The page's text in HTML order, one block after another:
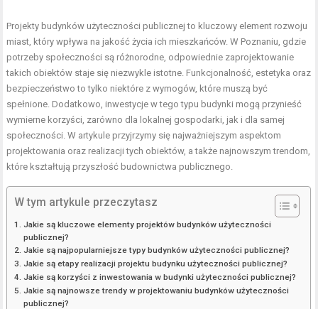
Projekty budynków użyteczności publicznej to kluczowy element rozwoju
miast, który wpływa na jakość życia ich mieszkańców. W Poznaniu, gdzie
potrzeby społeczności są różnorodne, odpowiednie zaprojektowanie
takich obiektów staje się niezwykle istotne. Funkcjonalność, estetyka oraz
bezpieczeństwo to tylko niektóre z wymogów, które muszą być
spełnione. Dodatkowo, inwestycje w tego typu budynki mogą przynieść
wymierne korzyści, zarówno dla lokalnej gospodarki, jak i dla samej
społeczności. W artykule przyjrzymy się najważniejszym aspektom
projektowania oraz realizacji tych obiektów, a także najnowszym trendom,
które kształtują przyszłość budownictwa publicznego.
W tym artykule przeczytasz
Jakie są kluczowe elementy projektów budynków użyteczności
publicznej?
Jakie są najpopularniejsze typy budynków użyteczności publicznej?
Jakie są etapy realizacji projektu budynku użyteczności publicznej?
Jakie są korzyści z inwestowania w budynki użyteczności publicznej?
Jakie są najnowsze trendy w projektowaniu budynków użyteczności
publicznej?